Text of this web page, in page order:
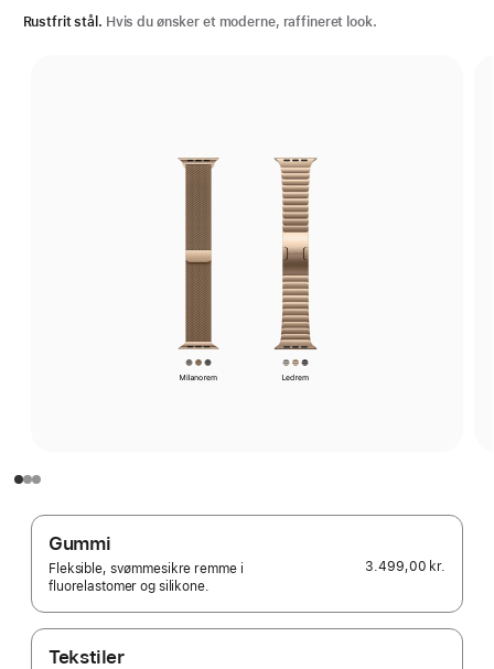
Rustfrit stål. Hvis du ønsker et moderne, raffineret look.
Gummi
Fleksible, svømmesikre remme i
fluorelastomer og silikone.
3.499,00 kr.
Tekstiler